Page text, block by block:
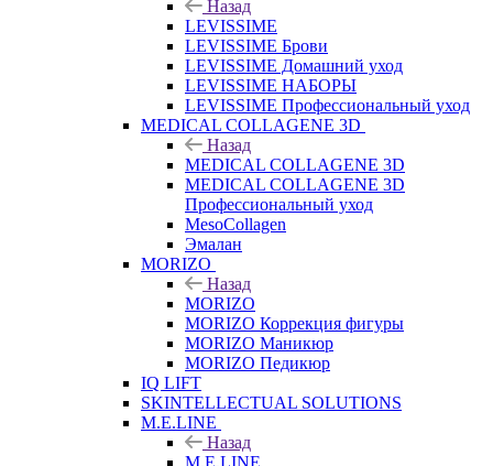
Назад
LEVISSIME
LEVISSIME Брови
LEVISSIME Домашний уход
LEVISSIME НАБОРЫ
LEVISSIME Профессиональный уход
MEDICAL COLLAGENE 3D
Назад
MEDICAL COLLAGENE 3D
MEDICAL COLLAGENE 3D
Профессиональный уход
MesoCollagen
Эмалан
MORIZO
Назад
MORIZO
MORIZO Коррекция фигуры
MORIZO Маникюр
MORIZO Педикюр
IQ LIFT
SKINTELLECTUAL SOLUTIONS
M.E.LINE
Назад
M.E.LINE